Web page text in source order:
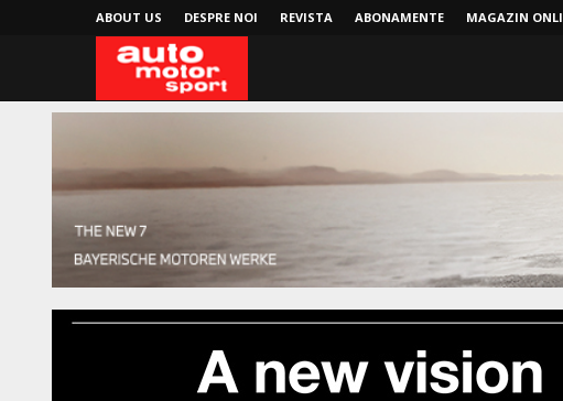
ABOUT US DESPRE NOI REVISTA ABONAMENTE MAGAZIN